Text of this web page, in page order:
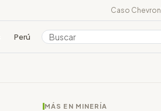
Caso Chevron
Perú Colombia
MÁS EN MINERÍA